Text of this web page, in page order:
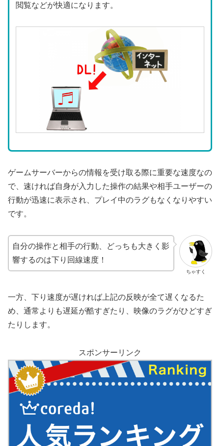
閲覧などが快適になります。
ゲームサーバーからの情報を受け取る際に重要な速度なの
で、速ければ自身が入力した操作の結果や相手ユーザーの
行動が迅速に表示され、プレイ中のラグもなくなりやすい
です。
ちゃすく
自分の操作と相手の行動、どっちも大きく影
響するのは下り回線速度！
一方、下り速度が遅ければ上記の反映が全て遅くなるた
め、通常よりも遅延が酷すぎたり、映像のラグがひどすぎ
たりします。
スポンサーリンク